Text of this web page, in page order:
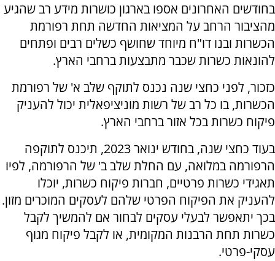
בחודשים האחרונים אספו בארגון כושרות מידע רב שהגיע
מהציבור הרחב על המציאות החדשה תחת רפורמת
הכשרות ובנו דו"ח מיוחד שחושף כשלים רבים ופתחים
להונאות כשרות שכבר מתבצעות ברחבי הארץ.
כזכור, לפני כחצי שנה נכנס לתוקף שלב א' של רפורמת
הכשרות, בו כל רב של רשות מוניציפאלית יכול להעניק
פיקוח כשרות בכל אזור ברחבי הארץ.
בעוד כחצי שנה, בחודש ינואר 2023, תיכנס לתוקפה
הרפורמה במלואה, עם החלת שלב ב' של הרפורמה, לפיו
תאגידי כשרות פרטיים, חברות פיקוח כשרות, יוכלו
להעניק את הפיקוח הפרטי שלהם לעסקים המוכרים מזון.
בכך יתאפשר לבעלי עסקים לבחור אם להמשיך לקבל
כשרות תחת הרבנות המקומית, או לקבל פיקוח מגוף
עסקי-פרטי.